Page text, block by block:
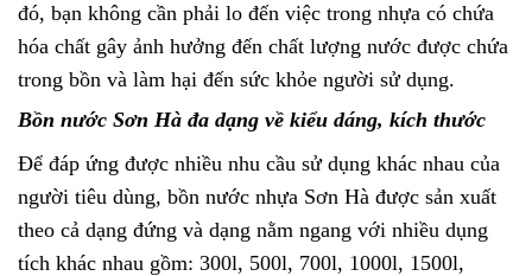
đó, bạn không cần phải lo đến việc trong nhựa có chứa
hóa chất gây ảnh hưởng đến chất lượng nước được chứa
trong bồn và làm hại đến sức khỏe người sử dụng.
Bồn nước Sơn Hà đa dạng về kiểu dáng, kích thước
Để đáp ứng được nhiều nhu cầu sử dụng khác nhau của
người tiêu dùng, bồn nước nhựa Sơn Hà được sản xuất
theo cả dạng đứng và dạng nằm ngang với nhiều dụng
tích khác nhau gồm: 300l, 500l, 700l, 1000l, 1500l,